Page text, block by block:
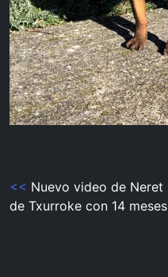
Navegación
de
<< Nuevo video de Neret
de Txurroke con 14 meses